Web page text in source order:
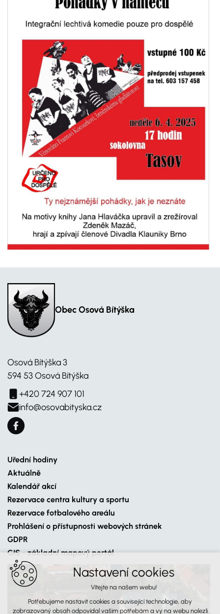
Obec Osová Bítýška
Osová Bítýška 3
594 53 Osová Bítýška
+420 724 907 101
info@osovabityska.cz
Uřední hodiny
Aktuálně
Kalendář akcí
Rezervace centra kultury a sportu
Rezervace fotbalového areálu
Prohlášení o přístupnosti webových stránek
GDPR
GIS - základní mapový portál
Nastavení cookies
Vítejte na našem webu!
Potřebujeme nastavit cookies a související technologie, aby
zobrazovaný obsah odpovídal vašim potřebám a vy na webu nalezli